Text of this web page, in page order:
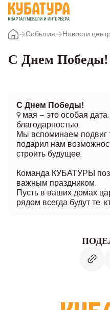
События
Новости
С Днем Победы!
С Днем Победы!
9 мая – это особая
благодарностью.
Мы вспоминаем подвиг
подарил нам
строить будущее.
Команда КУБАТУРЫ
важным праздником.
Пусть в ваших домах
рядом всегда будут те,